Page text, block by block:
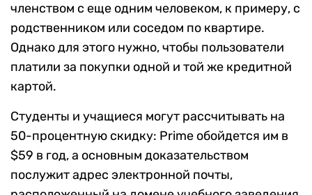
членством с еще одним человеком, к примеру, с
родственником или соседом по квартире.
Однако для этого нужно, чтобы пользователи
платили за покупки одной и той же кредитной
картой.
Студенты и учащиеся могут рассчитывать на
50-процентную скидку: Prime обойдется им в
$59 в год, а основным доказательством
послужит адрес электронной почты,